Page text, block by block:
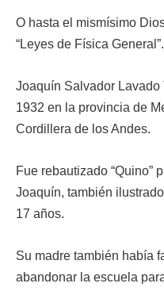
O hasta el mismísimo
“Leyes de Física General”.
Joaquín Salvador
1932 en la provincia de
Cordillera de los Andes.
Fue rebautizado “Quino”
Joaquín, también
17 años.
Su madre también había
abandonar la escuela